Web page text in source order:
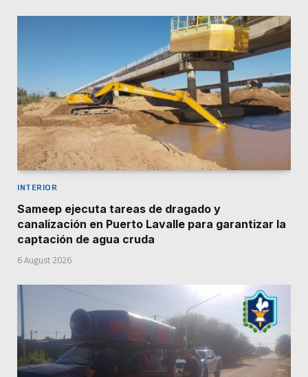
INTERIOR
Sameep ejecuta tareas de dragado y
canalización en Puerto Lavalle para garantizar la
captación de agua cruda
6 August 2026